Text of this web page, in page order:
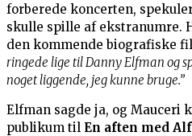
forberede koncerten,
skulle spille af ekstranumre.
den kommende biografiske
ringede lige til Danny Elfman og
noget liggende, jeg kunne bruge.”
Elfman sagde ja, og Mauceri
publikum til En aften med